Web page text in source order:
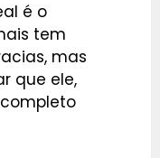
é o
tem
mas
que ele,